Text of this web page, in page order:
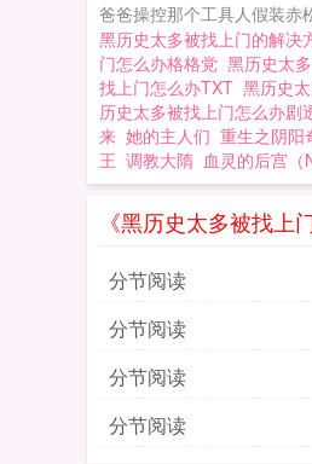
爸爸操控那个工具人假装赤
黑历史太多被找上门的解决
门怎么办格格党 黑历史太
找上门怎么办TXT 黑历史
历史太多被找上门怎么办剧
来 她的主人们 重生之阴阳
王 调教大隋 血灵的后宫（
《黑历史太多被找上
分节阅读
分节阅读
分节阅读
分节阅读